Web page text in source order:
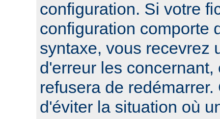
configuration. Si votre
configuration comporte
syntaxe, vous recevrez
d'erreur les concernant,
refusera de
d'éviter la situation où